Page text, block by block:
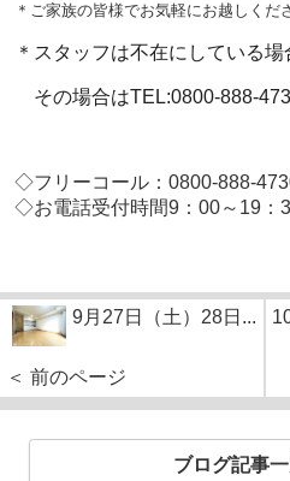
＊ご家族の皆様でお気軽にお越しくだ
＊スタッフは不在にしている場
その場合はTEL:0800-888-
◇フリーコール：0800-888-
◇お電話受付時間9：00～19：
9月27日（土）28日...
＜ 前のページ
ブログ記事